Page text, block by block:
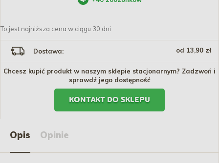
To jest najniższa cena w ciągu 30 dni
Dostawa: od 13,90 zł
Chcesz kupić produkt w naszym sklepie stacjonarnym? Zadzwoń i
sprawdź jego dostępność
KONTAKT DO SKLEPU
Opis Opinie